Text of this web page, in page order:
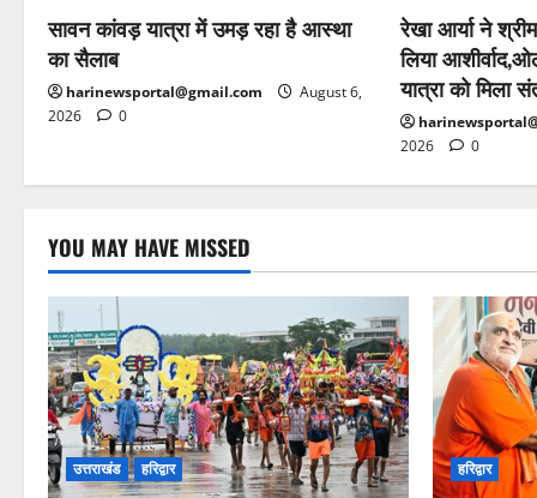
सावन कांवड़ यात्रा में उमड़ रहा है आस्था
का सैलाब
harinewsportal@gmail.com
August 6,
2026
0
रेखा आर्या ने
लिया
यात्रा को मिला
2026
0
YOU MAY HAVE MISSED
उत्तराखंड हरिद्वार हरिद्वार